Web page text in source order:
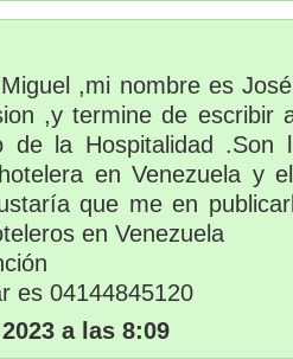
,mi nombre es
,y termine de escribir
de la Hospitalidad .Son
en Venezuela y
que me en
en Venezuela
es 04144845120
a las 8:09